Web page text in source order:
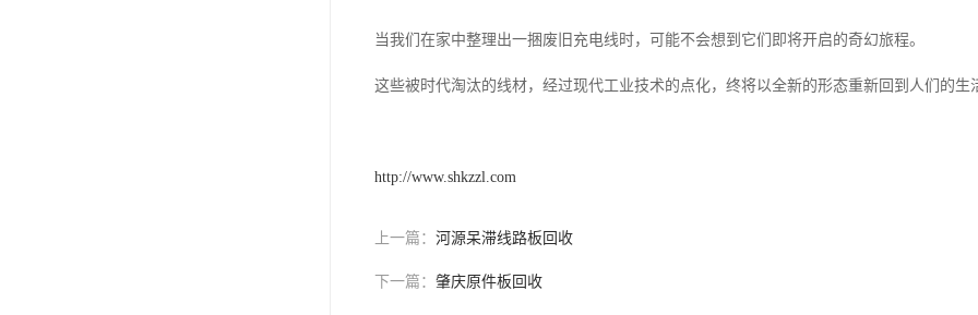
当我们在家中整理出一捆废旧充电线时，可能不会想到它们即将开启的奇幻旅程。
这些被时代淘汰的线材，经过现代工业技术的点化，终将以全新的形态重新回到人们的生
http://www.shkzzl.com
上一篇： 河源呆滞线路板回收
下一篇： 肇庆原件板回收